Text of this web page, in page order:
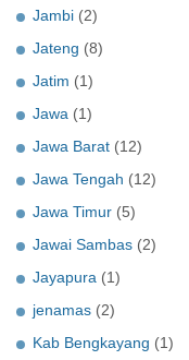
Jambi (2)
Jateng (8)
Jatim (1)
Jawa (1)
Jawa Barat (12)
Jawa Tengah (12)
Jawa Timur (5)
Jawai Sambas (2)
Jayapura (1)
jenamas (2)
Kab Bengkayang (1)